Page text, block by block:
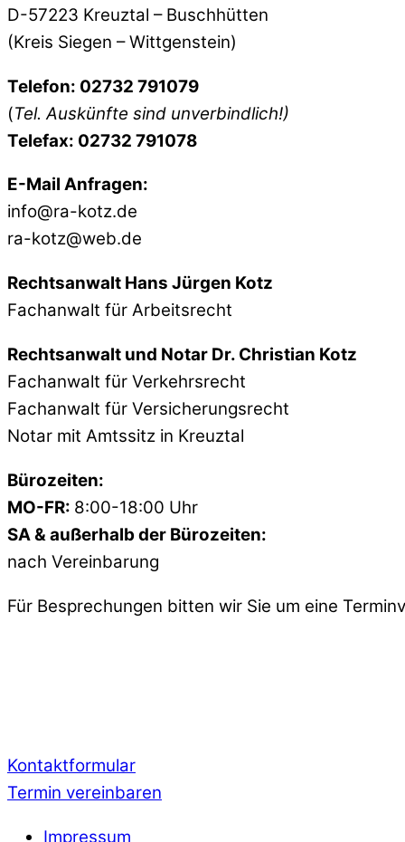
D-57223 Kreuztal – Buschhütten
(Kreis Siegen – Wittgenstein)
Telefon: 02732 791079
(Tel. Auskünfte sind unverbindlich!)
Telefax: 02732 791078
E-Mail Anfragen:
info@ra-kotz.de
ra-kotz@web.de
Rechtsanwalt Hans Jürgen Kotz
Fachanwalt für Arbeitsrecht
Rechtsanwalt und Notar Dr. Christian Kotz
Fachanwalt für Verkehrsrecht
Fachanwalt für Versicherungsrecht
Notar mit Amtssitz in Kreuztal
Bürozeiten:
MO-FR: 8:00-18:00 Uhr
SA & außerhalb der Bürozeiten:
nach Vereinbarung
Für Besprechungen bitten wir Sie um eine
Kontaktformular
Termin vereinbaren
Impressum